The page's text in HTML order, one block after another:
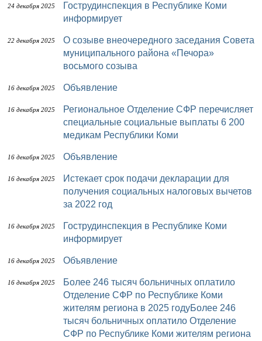
24 декабря 2025
Гострудинспекция в Республике Коми
информирует
22 декабря 2025
О созыве внеочередного заседания Совета
муниципального района «Печора»
восьмого созыва
16 декабря 2025 Объявление
16 декабря 2025
Региональное Отделение СФР перечисляет
специальные социальные выплаты 6 200
медикам Республики Коми
16 декабря 2025 Объявление
16 декабря 2025
Истекает срок подачи декларации для
получения социальных налоговых вычетов
за 2022 год
16 декабря 2025
Гострудинспекция в Республике Коми
информирует
16 декабря 2025 Объявление
16 декабря 2025
Более 246 тысяч больничных оплатило
Отделение СФР по Республике Коми
жителям региона в 2025 годуБолее 246
тысяч больничных оплатило Отделение
СФР по Республике Коми жителям региона